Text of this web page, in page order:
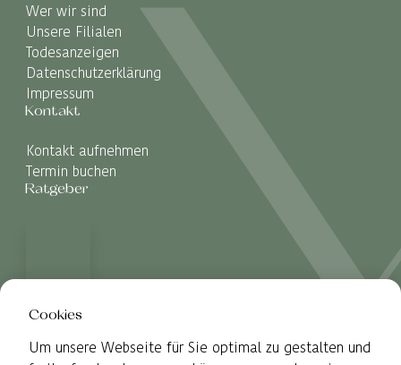
Wer wir sind
Unsere Filialen
Todesanzeigen
Datenschutzerklärung
Impressum
Kontakt
Kontakt aufnehmen
Termin buchen
Ratgeber
Cookies
Um unsere Webseite für Sie optimal zu gestalten und